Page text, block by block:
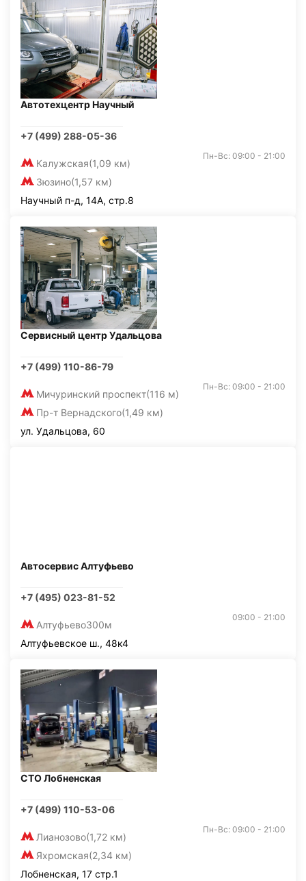
Автотехцентр Научный
+7 (499) 288-05-36
Калужская(1,09 км)
Зюзино(1,57 км)
Пн-Вс: 09:00 - 21:00
Научный п-д, 14А, стр.8
Сервисный центр Удальцова
+7 (499) 110-86-79
Мичуринский проспект(116 м)
Пр-т Вернадского(1,49 км)
Пн-Вс: 09:00 - 21:00
ул. Удальцова, 60
Автосервис Алтуфьево
+7 (495) 023-81-52
Алтуфьево300м
09:00 - 21:00
Алтуфьевское ш., 48к4
СТО Лобненская
+7 (499) 110-53-06
Лианозово(1,72 км)
Яхромская(2,34 км)
Пн-Вс: 09:00 - 21:00
Лобненская, 17 стр.1